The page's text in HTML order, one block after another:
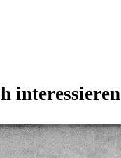
interessieren